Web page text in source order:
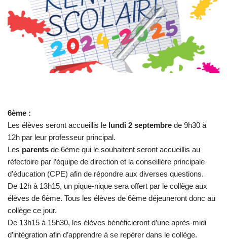
6ème :
Les élèves seront accueillis le lundi 2 septembre de 9h30 à
12h par leur professeur principal.
Les parents de 6ème qui le souhaitent seront accueillis au
réfectoire par l’équipe de direction et la conseillère principale
d’éducation (CPE) afin de répondre aux diverses questions.
De 12h à 13h15, un pique-nique sera offert par le collège aux
élèves de 6ème. Tous les élèves de 6ème déjeuneront donc au
collège ce jour.
De 13h15 à 15h30, les élèves bénéficieront d’une après-midi
d’intégration afin d’apprendre à se repérer dans le collège.